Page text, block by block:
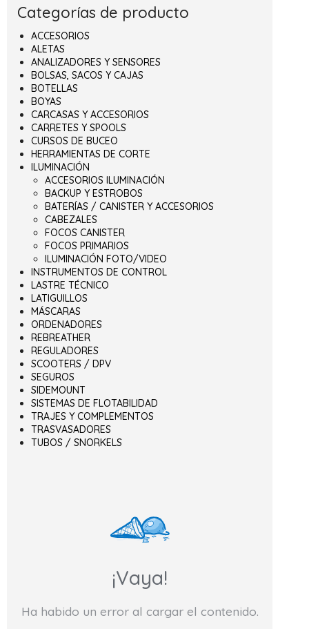
Categorías de producto
ACCESORIOS
ALETAS
ANALIZADORES Y SENSORES
BOLSAS, SACOS Y CAJAS
BOTELLAS
BOYAS
CARCASAS Y ACCESORIOS
CARRETES Y SPOOLS
CURSOS DE BUCEO
HERRAMIENTAS DE CORTE
ILUMINACIÓN
ACCESORIOS ILUMINACIÓN
BACKUP Y ESTROBOS
BATERÍAS / CANISTER Y ACCESORIOS
CABEZALES
FOCOS CANISTER
FOCOS PRIMARIOS
ILUMINACIÓN FOTO/VIDEO
INSTRUMENTOS DE CONTROL
LASTRE TÉCNICO
LATIGUILLOS
MÁSCARAS
ORDENADORES
REBREATHER
REGULADORES
SCOOTERS / DPV
SEGUROS
SIDEMOUNT
SISTEMAS DE FLOTABILIDAD
TRAJES Y COMPLEMENTOS
TRASVASADORES
TUBOS / SNORKELS
¡Vaya!
Ha habido un error al cargar el contenido.